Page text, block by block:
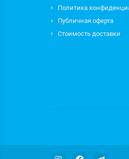
Политика
Публичная оферта
Стоимость доставки